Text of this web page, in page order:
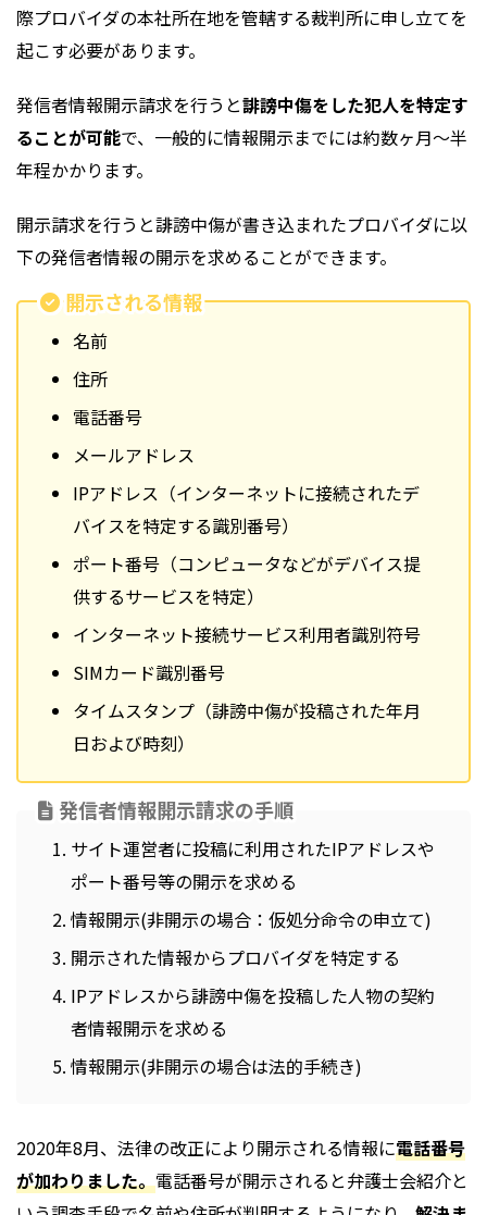
際プロバイダの本社所在地を管轄する裁判所に申し立てを
起こす必要があります。
発信者情報開示請求を行うと誹謗中傷をした犯人を特定す
ることが可能で、一般的に情報開示までには約数ヶ月～半
年程かかります。
開示請求を行うと誹謗中傷が書き込まれたプロバイダに以
下の発信者情報の開示を求めることができます。
開示される情報
名前
住所
電話番号
メールアドレス
IPアドレス（インターネットに接続されたデ
バイスを特定する識別番号）
ポート番号（コンピュータなどがデバイス提
供するサービスを特定）
インターネット接続サービス利用者識別符号
SIMカード識別番号
タイムスタンプ（誹謗中傷が投稿された年月
日および時刻）
発信者情報開示請求の手順
サイト運営者に投稿に利用されたIPアドレスや
ポート番号等の開示を求める
情報開示(非開示の場合： 仮処分命令の申立て)
開示された情報からプロバイダを特定する
IPアドレスから誹謗中傷を投稿した人物の契約
者情報開示を求める
情報開示(非開示の場合は法的手続き)
2020年8月、法律の改正により開示される情報に電話番号
が加わりました。電話番号が開示されると弁護士会紹介と